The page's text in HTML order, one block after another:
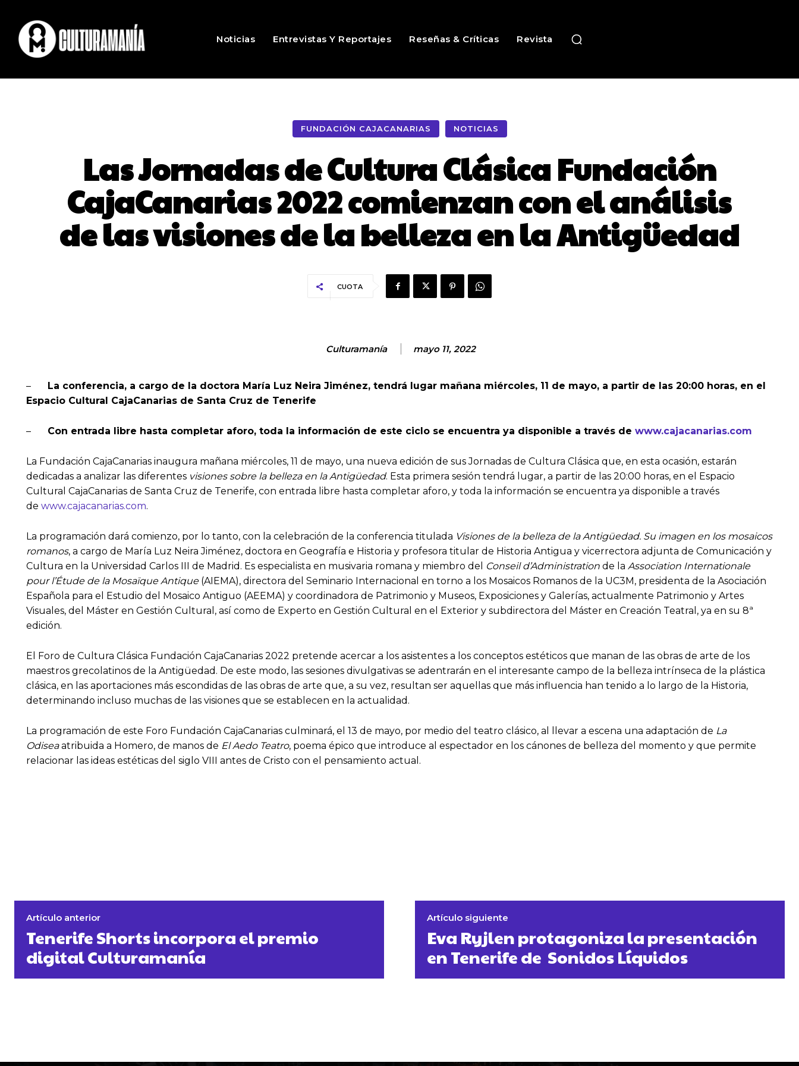
Noticias Entrevistas Y Reportajes Reseñas & Críticas Revista
FUNDACIÓN CAJACANARIAS NOTICIAS
Las Jornadas de Cultura Clásica Fundación
CajaCanarias 2022 comienzan con el análisis
de las visiones de la belleza en la Antigüedad
CUOTA
Culturamanía mayo 11, 2022
– La conferencia, a cargo de la doctora María Luz Neira Jiménez, tendrá lugar mañana miércoles, 11 de mayo, a partir de las 20:00 horas, en el
Espacio Cultural CajaCanarias de Santa Cruz de Tenerife
– Con entrada libre hasta completar aforo, toda la información de este ciclo se encuentra ya disponible a través de www.cajacanarias.com
La Fundación CajaCanarias inaugura mañana miércoles, 11 de mayo, una nueva edición de sus Jornadas de Cultura Clásica que, en esta ocasión, estarán
dedicadas a analizar las diferentes visiones sobre la belleza en la Antigüedad. Esta primera sesión tendrá lugar, a partir de las 20:00 horas, en el Espacio
Cultural CajaCanarias de Santa Cruz de Tenerife, con entrada libre hasta completar aforo, y toda la información se encuentra ya disponible a través
de www.cajacanarias.com.
La programación dará comienzo, por lo tanto, con la celebración de la conferencia titulada Visiones de la belleza de la Antigüedad. Su imagen en los mosaicos
romanos, a cargo de María Luz Neira Jiménez, doctora en Geografía e Historia y profesora titular de Historia Antigua y vicerrectora adjunta de Comunicación y
Cultura en la Universidad Carlos III de Madrid. Es especialista en musivaria romana y miembro del
Conseil d’Administration de la Association Internationale
pour l’Étude de la Mosaïque Antique(AIEMA), directora del Seminario Internacional en torno a los Mosaicos Romanos de la UC3M, presidenta de la Asociación
Española para el Estudio del Mosaico Antiguo (AEEMA) y coordinadora de Patrimonio y Museos, Exposiciones y Galerías, actualmente Patrimonio y Artes
Visuales, del Máster en Gestión Cultural, así como de Experto en Gestión Cultural en el Exterior y subdirectora del Máster en Creación Teatral, ya en su 8ª
edición.
El Foro de Cultura Clásica Fundación CajaCanarias 2022 pretende acercar a los asistentes a los conceptos estéticos que manan de las obras de arte de los
maestros grecolatinos de la Antigüedad. De este modo, las sesiones divulgativas se adentrarán en el interesante campo de la belleza intrínseca de la plástica
clásica, en las aportaciones más escondidas de las obras de arte que, a su vez, resultan ser aquellas que más influencia han tenido a lo largo de la Historia,
determinando incluso muchas de las visiones que se establecen en la actualidad.
La programación de este Foro Fundación CajaCanarias culminará, el 13 de mayo, por medio del teatro clásico, al llevar a escena una adaptación de La
Odiseaatribuida a Homero, de manos de El Aedo Teatro, poema épico que introduce al espectador en los cánones de belleza del momento y que permite
relacionar las ideas estéticas del siglo VIII antes de Cristo con el pensamiento actual.
Artículo anterior
Tenerife Shorts incorpora el premio
digital Culturamanía
Artículo siguiente
Eva Ryjlen protagoniza la presentación
en Tenerife de Sonidos Líquidos